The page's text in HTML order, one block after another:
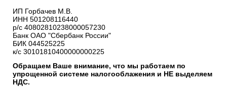
ИП Горбачев М.В.
ИНН 501208116440
р/с 40802810238000057230
Банк ОАО "Сбербанк России"
БИК 044525225
к/с 30101810400000000225
Обращаем Ваше внимание, что мы работаем по
упрощенной системе налогооблажения и НЕ выделяем
НДС.